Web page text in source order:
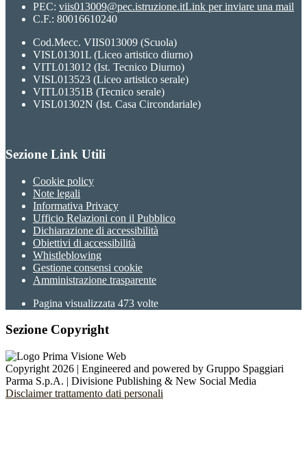
PEC: viis013009@pec.istruzione.itLink per inviare una mail
C.F.: 80016610240
Cod.Mecc. VIIS013009 (Scuola)
VISL01301L (Liceo artistico diurno)
VITL013012 (Ist. Tecnico Diurno)
VISL013523 (Liceo artistico serale)
VITL01351B (Tecnico serale)
VISL01302N (Ist. Casa Circondariale)
Sezione Link Utili
Cookie policy
Note legali
Informativa Privacy
Ufficio Relazioni con il Pubblico
Dichiarazione di accessibilità
Obiettivi di accessibilità
Whistleblowing
Gestione consensi cookie
Amministrazione trasparente
Pagina visualizzata 473 volte
Sezione Copyright
Copyright 2026 | Engineered and powered by Gruppo Spaggiari
Parma S.p.A. | Divisione Publishing & New Social Media
Disclaimer trattamento dati personali